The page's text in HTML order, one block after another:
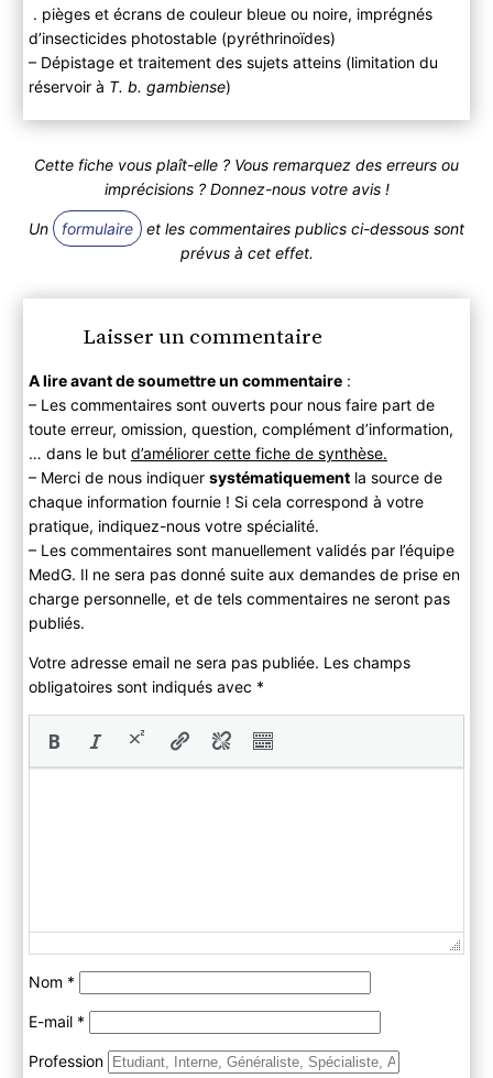
. pièges et écrans de couleur bleue ou noire, imprégnés
d’insecticides photostable (pyréthrinoïdes)
– Dépistage et traitement des sujets atteins (limitation du
réservoir à T. b. gambiense)
Cette fiche vous plaît-elle ? Vous remarquez des erreurs ou
imprécisions ? Donnez-nous votre avis !
Un formulaire
et les commentaires publics ci-dessous sont
prévus à cet effet.
Laisser un commentaire
A lire avant de soumettre un commentaire:
– Les commentaires sont ouverts pour nous faire part de
toute erreur, omission, question, complément d’information,
… dans le but d’améliorer cette fiche de synthèse.
– Merci de nous indiquer systématiquementla source de
chaque information fournie ! Si cela correspond à votre
pratique, indiquez-nous votre spécialité.
– Les commentaires sont manuellement validés par l’équipe
MedG. Il ne sera pas donné suite aux demandes de prise en
charge personnelle, et de tels commentaires ne seront pas
publiés.
Votre adresse email ne sera pas publiée. Les champs
obligatoires sont indiqués avec *
Nom *
E-mail *
Profession